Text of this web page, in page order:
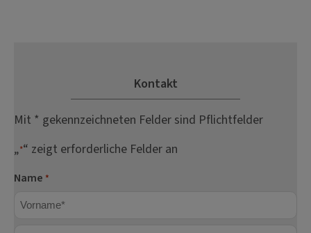
Kontakt
Mit * gekennzeichneten Felder sind Pflichtfelder
„*“ zeigt erforderliche Felder an
Name *